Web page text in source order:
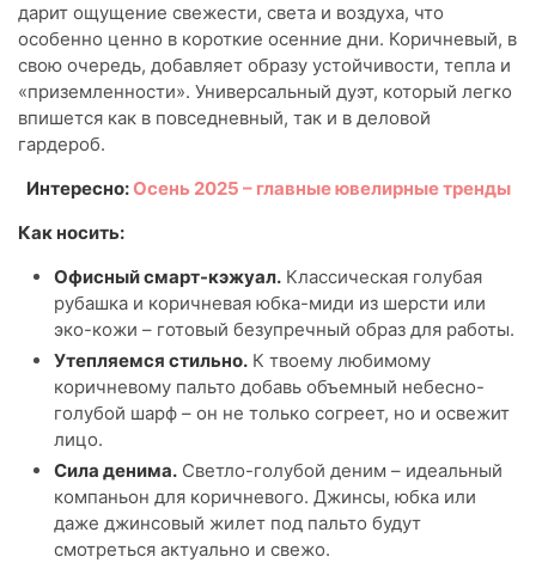
дарит ощущение свежести, света и воздуха, что
особенно ценно в короткие осенние дни. Коричневый, в
свою очередь, добавляет образу устойчивости, тепла и
«приземленности». Универсальный дуэт, который легко
впишется как в повседневный, так и в деловой
гардероб.
Интересно:Осень 2025 – главные ювелирные тренды
Как носить:
Офисный смарт-кэжуал. Классическая голубая
рубашка и коричневая юбка-миди из шерсти или
эко-кожи – готовый безупречный образ для работы.
Утепляемся стильно. К твоему любимому
коричневому пальто добавь объемный небесно-
голубой шарф – он не только согреет, но и освежит
лицо.
Сила денима. Светло-голубой деним – идеальный
компаньон для коричневого. Джинсы, юбка или
даже джинсовый жилет под пальто будут
смотреться актуально и свежо.